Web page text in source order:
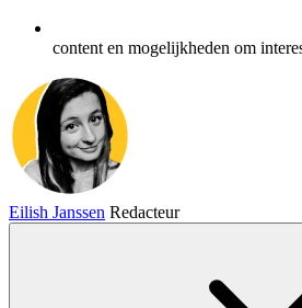
content en mogelijkheden om
Eilish Janssen Redacteur